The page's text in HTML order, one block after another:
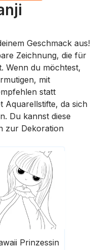
Geschmack aus!
Zeichnung, die für
Wenn du möchtest,
mit
statt
Aquarellstifte, da sich
Du kannst diese
zur Dekoration
Prinzessin